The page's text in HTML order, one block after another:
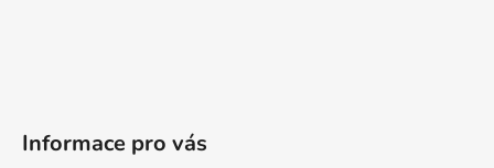
Informace pro vás